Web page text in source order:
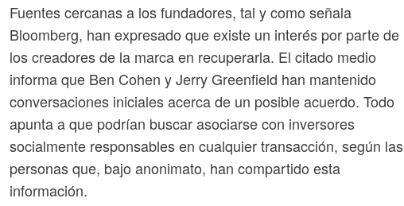
Fuentes cercanas a los fundadores, tal y como señala
Bloomberg, han expresado que existe un interés por parte de
los creadores de la marca en recuperarla. El citado medio
informa que Ben Cohen y Jerry Greenfield han mantenido
conversaciones iniciales acerca de un posible acuerdo. Todo
apunta a que podrían buscar asociarse con inversores
socialmente responsables en cualquier transacción, según las
personas que, bajo anonimato, han compartido esta
información.